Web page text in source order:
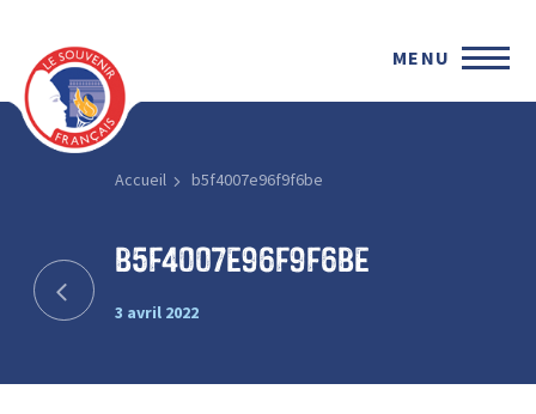
MENU
Accueil b5f4007e96f9f6be
b5f4007e96f9f6be
3 avril 2022